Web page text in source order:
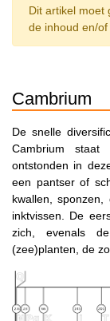
Dit artikel moet
de inhoud en/
Cambrium
De snelle
Cambrium
ontstonden in
een pantser of
kwallen, sponzen,
inktvissen. De
zich, evenals
(zee)planten, de